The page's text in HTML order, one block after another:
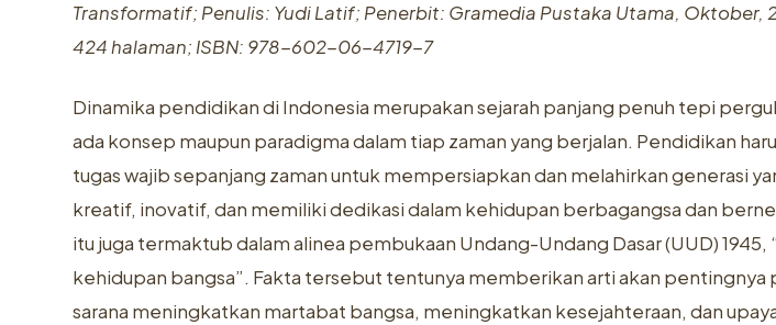
Transformatif; Penulis: Yudi Latif; Penerbit: Gramedia Pustaka Utama, Oktober,
424 halaman; ISBN: 978-602-06-4719-7
Dinamika pendidikan di Indonesia merupakan sejarah panjang penuh tepi
ada konsep maupun paradigma dalam tiap zaman yang berjalan. Pendidikan
tugas wajib sepanjang zaman untuk mempersiapkan dan melahirkan generasi
kreatif, inovatif, dan memiliki dedikasi dalam kehidupan berbagangsa dan
itu juga termaktub dalam alinea pembukaan Undang-Undang Dasar (UUD) 1945,
kehidupan bangsa”. Fakta tersebut tentunya memberikan arti akan pentingnya
sarana meningkatkan martabat bangsa, meningkatkan kesejahteraan, dan